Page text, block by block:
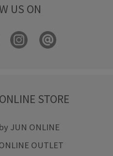
US ON
STORE
JUN ONLINE
OUTLET